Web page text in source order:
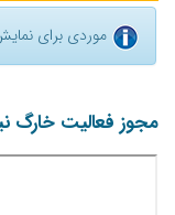
موردی برای
مجوز فعالیت خارگ